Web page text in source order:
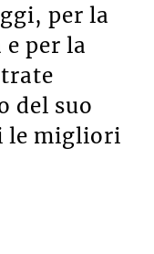
per la
per la
del suo
le migliori